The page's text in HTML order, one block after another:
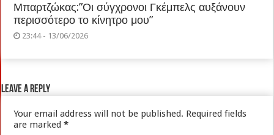
Μπαρτζώκας:”Οι σύγχρονοι Γκέμπελς αυξάνουν
περισσότερο το κίνητρο μου”
23:44 - 13/06/2026
Leave a Reply
Your email address will not be published. Required fields
are marked*